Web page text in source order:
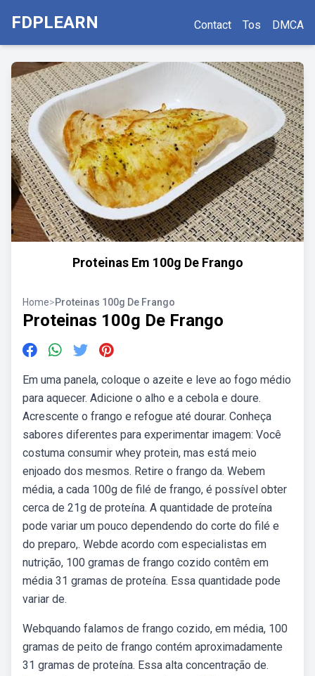
FDPLEARN Contact Tos DMCA
Proteinas Em 100g De Frango
Home>Proteinas 100g De Frango
Proteinas 100g De Frango
Em uma panela, coloque o azeite e leve ao fogo médio
para aquecer. Adicione o alho e a cebola e doure.
Acrescente o frango e refogue até dourar. Conheça
sabores diferentes para experimentar imagem: Você
costuma consumir whey protein, mas está meio
enjoado dos mesmos. Retire o frango da. Webem
média, a cada 100g de filé de frango, é possível obter
cerca de 21g de proteína. A quantidade de proteína
pode variar um pouco dependendo do corte do filé e
do preparo,. Webde acordo com especialistas em
nutrição, 100 gramas de frango cozido contêm em
média 31 gramas de proteína. Essa quantidade pode
variar de.
Webquando falamos de frango cozido, em média, 100
gramas de peito de frango contém aproximadamente
31 gramas de proteína. Essa alta concentração de.